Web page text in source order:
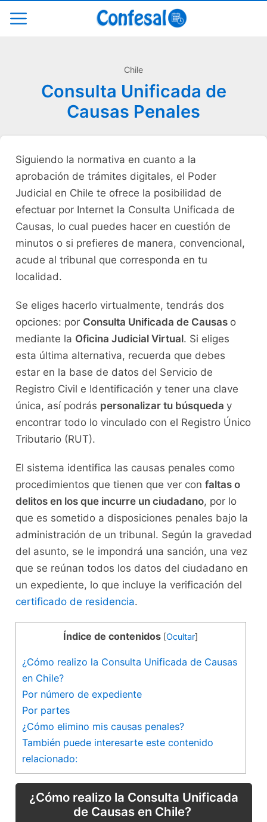
Chile
Consulta Unificada de
Causas Penales
Siguiendo la normativa en cuanto a la
aprobación de trámites digitales, el Poder
Judicial en Chile te ofrece la posibilidad de
efectuar por Internet la Consulta Unificada de
Causas, lo cual puedes hacer en cuestión de
minutos o si prefieres de manera, convencional,
acude al tribunal que corresponda en tu
localidad.
Se eliges hacerlo virtualmente, tendrás dos
opciones: por Consulta Unificada de Causas o
mediante la Oficina Judicial Virtual. Si eliges
esta última alternativa, recuerda que debes
estar en la base de datos del Servicio de
Registro Civil e Identificación y tener una clave
única, así podrás personalizar tu búsqueda y
encontrar todo lo vinculado con el Registro Único
Tributario (RUT).
El sistema identifica las causas penales como
procedimientos que tienen que ver con faltas o
delitos en los que incurre un ciudadano, por lo
que es sometido a disposiciones penales bajo la
administración de un tribunal. Según la gravedad
del asunto, se le impondrá una sanción, una vez
que se reúnan todos los datos del ciudadano en
un expediente, lo que incluye la verificación del
certificado de residencia.
Índice de contenidos [Ocultar]
¿Cómo realizo la Consulta Unificada de Causas
en Chile?
Por número de expediente
Por partes
¿Cómo elimino mis causas penales?
También puede interesarte este contenido
relacionado:
¿Cómo realizo la Consulta Unificada
de Causas en Chile?